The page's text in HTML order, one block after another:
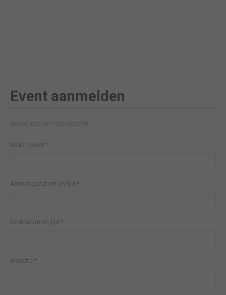
Event aanmelden
Naam event *
Aanvangsdatum en tijd *
Einddatum en tijd *
Website *